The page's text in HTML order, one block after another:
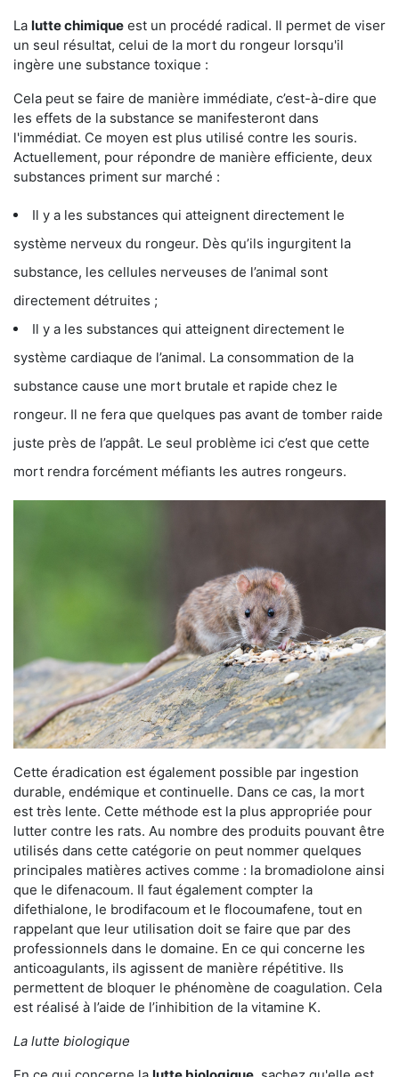
La lutte chimique est un procédé radical. Il permet de viser
un seul résultat, celui de la mort du rongeur lorsqu'il
ingère une substance toxique :
Cela peut se faire de manière immédiate, c’est-à-dire que
les effets de la substance se manifesteront dans
l'immédiat. Ce moyen est plus utilisé contre les souris.
Actuellement, pour répondre de manière efficiente, deux
substances priment sur marché :
Il y a les substances qui atteignent directement le
système nerveux du rongeur. Dès qu’ils ingurgitent la
substance, les cellules nerveuses de l’animal sont
directement détruites ;
Il y a les substances qui atteignent directement le
système cardiaque de l’animal. La consommation de la
substance cause une mort brutale et rapide chez le
rongeur. Il ne fera que quelques pas avant de tomber raide
juste près de l’appât. Le seul problème ici c’est que cette
mort rendra forcément méfiants les autres rongeurs.
Cette éradication est également possible par ingestion
durable, endémique et continuelle. Dans ce cas, la mort
est très lente. Cette méthode est la plus appropriée pour
lutter contre les rats. Au nombre des produits pouvant être
utilisés dans cette catégorie on peut nommer quelques
principales matières actives comme : la bromadiolone ainsi
que le difenacoum. Il faut également compter la
difethialone, le brodifacoum et le flocoumafene, tout en
rappelant que leur utilisation doit se faire que par des
professionnels dans le domaine. En ce qui concerne les
anticoagulants, ils agissent de manière répétitive. Ils
permettent de bloquer le phénomène de coagulation. Cela
est réalisé à l’aide de l’inhibition de la vitamine K.
La lutte biologique